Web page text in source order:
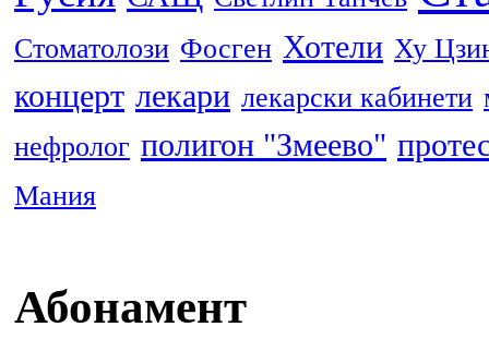
Стоматолози Фосген Хотели Ху
концерт лекари лекарски кабинети
нефролог полигон "Змеево"
Мания
Абонамент